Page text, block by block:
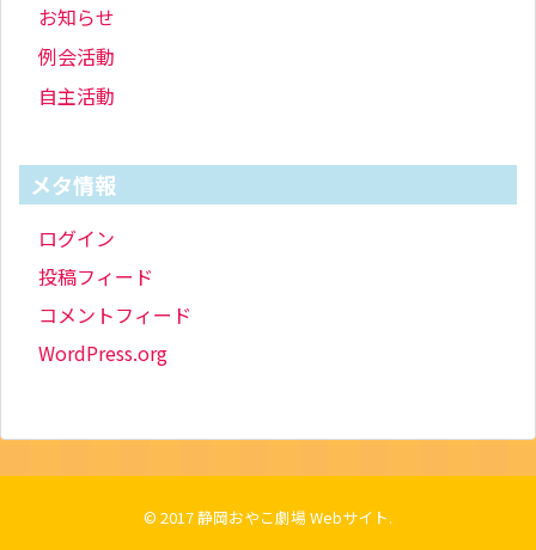
お知らせ
例会活動
自主活動
メタ情報
ログイン
投稿フィード
コメントフィード
WordPress.org
© 2017静岡おやこ劇場 Webサイト.